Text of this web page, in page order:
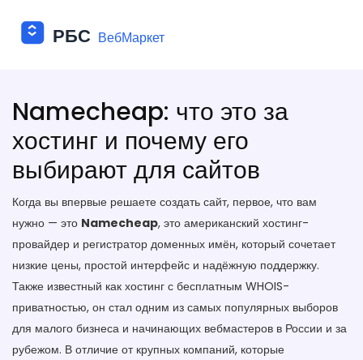
Namecheap: что это за
хостинг и почему его
выбирают для сайтов
Когда вы впервые решаете создать сайт, первое, что вам
нужно — это Namecheap, это американский хостинг-
провайдер и регистратор доменных имён, который сочетает
низкие цены, простой интерфейс и надёжную поддержку.
Также известный как хостинг с бесплатным WHOIS-
приватностью, он стал одним из самых популярных выборов
для малого бизнеса и начинающих вебмастеров в России и за
рубежом. В отличие от крупных компаний, которые